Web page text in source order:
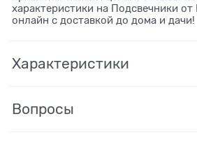
характеристики на Подсвечники
онлайн с доставкой до дома и дачи!
Характеристики
Вопросы